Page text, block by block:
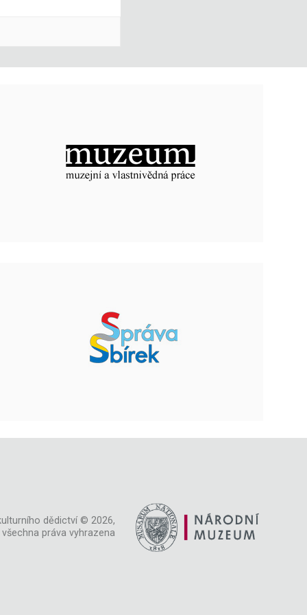
dědictví © 2026,
všechna práva vyhrazena